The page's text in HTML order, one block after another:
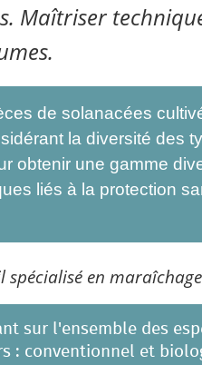
Maîtriser
de solanacées
la diversité des
obtenir une gamme
liés à la protection
spécialisé en
sur l'ensemble des
: conventionnel et